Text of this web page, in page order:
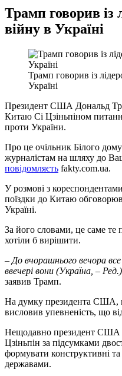
Трамп говорив із
війну в Україні
Трамп говорив із
Україні
Президент США Дональд
Китаю Сі Цзіньпіном
проти України.
Про це очільник Білого
журналістам на шляху до
повідомляєть fakty.com.ua.
У розмові з
поїздки до Китаю
Україні.
За його словами, це саме
хотіли б вирішити.
– До вчорашнього вечора
ввечері вони (Україна, –
заявив Трамп.
На думку президента США,
висловив упевненість, що
Нещодавно президент США
Цзіньпін за підсумками
формувати конструктивні та
державами.